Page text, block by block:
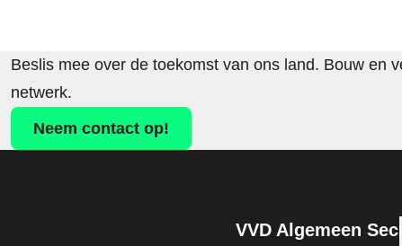
Beslis mee over de toekomst van ons land. Bouw en
netwerk.
Neem contact op!
VVD Algemeen